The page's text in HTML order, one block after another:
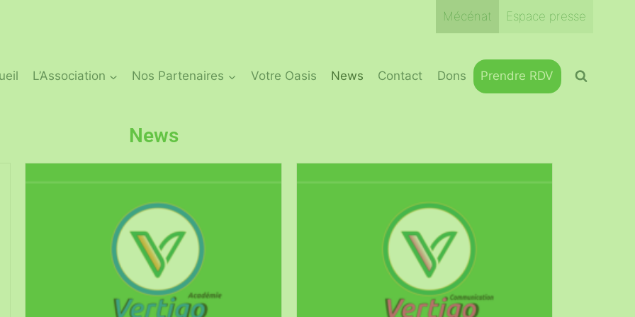
Mécénat Espace presse
L’Association Nos Partenaires Votre Oasis News Contact Dons Prendre RDV
News